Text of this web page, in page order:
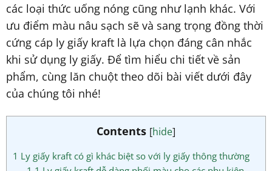
các loại thức uống nóng cũng như lạnh khác. Với
ưu điểm màu nâu sạch sẽ và sang trọng đồng thời
cứng cáp ly giấy kraft là lựa chọn đáng cân nhắc
khi sử dụng ly giấy. Để tìm hiểu chi tiết về sản
phẩm, cùng lăn chuột theo dõi bài viết dưới đây
của chúng tôi nhé!
Contents [hide]
1 Ly giấy kraft có gì khác biệt so với ly giấy thông thường